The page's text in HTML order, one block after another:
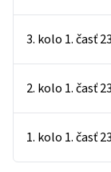
3. kolo 1. časť
2. kolo 1. časť
1. kolo 1. časť